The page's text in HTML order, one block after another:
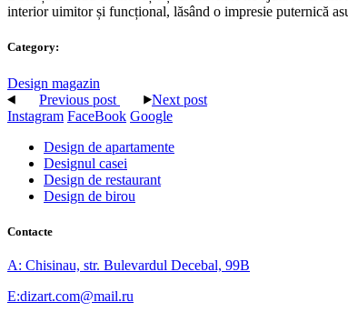
interior uimitor și funcțional, lăsând o impresie puternică
Category:
Design magazin
Previous post
Next post
Instagram FaceBook Google
Design de apartamente
Designul casei
Design de restaurant
Design de birou
Contacte
A: Chisinau, str. Bulevardul Decebal, 99B
E:dizart.com@mail.ru